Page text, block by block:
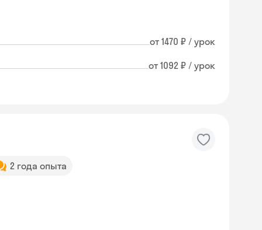
от 1470 ₽ / урок
от 1092 ₽ / урок
2 года опыта